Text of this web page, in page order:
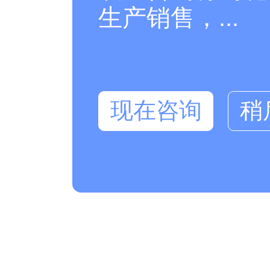
生产销售，...
现在咨询 稍